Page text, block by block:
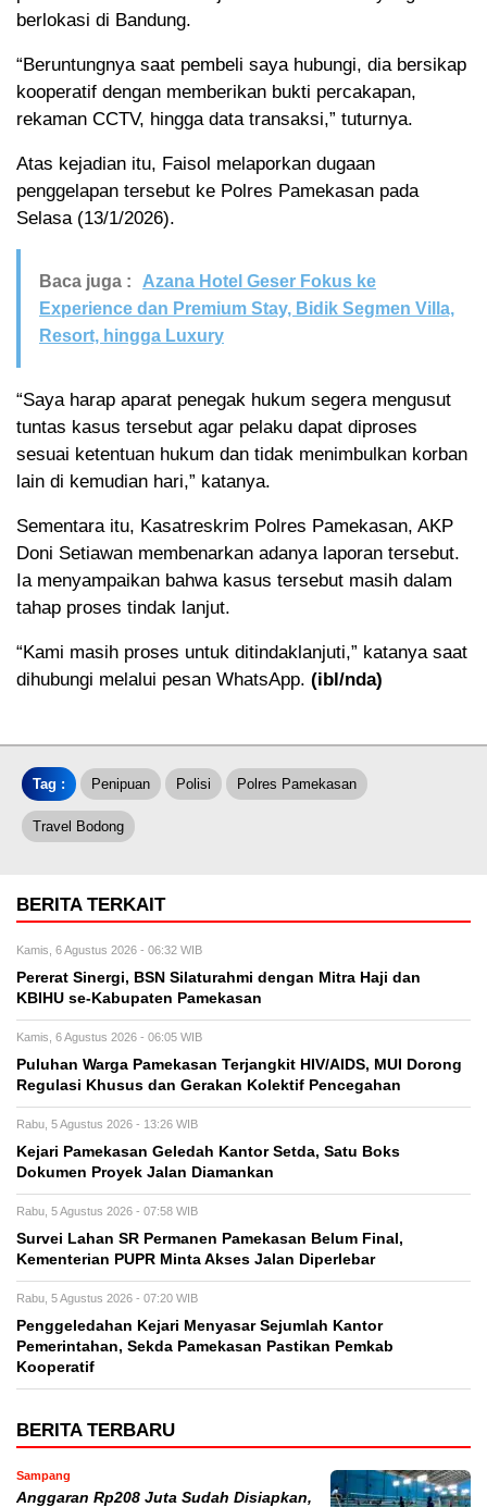
berlokasi di Bandung.
“Beruntungnya saat pembeli saya hubungi, dia bersikap
kooperatif dengan memberikan bukti percakapan,
rekaman CCTV, hingga data transaksi,” tuturnya.
Atas kejadian itu, Faisol melaporkan dugaan
penggelapan tersebut ke Polres Pamekasan pada
Selasa (13/1/2026).
Baca juga :
Azana Hotel Geser Fokus ke
Experience dan Premium Stay, Bidik Segmen Villa,
Resort, hingga Luxury
“Saya harap aparat penegak hukum segera mengusut
tuntas kasus tersebut agar pelaku dapat diproses
sesuai ketentuan hukum dan tidak menimbulkan korban
lain di kemudian hari,” katanya.
Sementara itu, Kasatreskrim Polres Pamekasan, AKP
Doni Setiawan membenarkan adanya laporan tersebut.
Ia menyampaikan bahwa kasus tersebut masih dalam
tahap proses tindak lanjut.
“Kami masih proses untuk ditindaklanjuti,” katanya saat
dihubungi melalui pesan WhatsApp. (ibl/nda)
Tag : Penipuan Polisi Polres Pamekasan
Travel Bodong
BERITA TERKAIT
Kamis, 6 Agustus 2026 - 06:32 WIB
Pererat Sinergi, BSN Silaturahmi dengan Mitra Haji dan
KBIHU se-Kabupaten Pamekasan
Kamis, 6 Agustus 2026 - 06:05 WIB
Puluhan Warga Pamekasan Terjangkit HIV/AIDS, MUI Dorong
Regulasi Khusus dan Gerakan Kolektif Pencegahan
Rabu, 5 Agustus 2026 - 13:26 WIB
Kejari Pamekasan Geledah Kantor Setda, Satu Boks
Dokumen Proyek Jalan Diamankan
Rabu, 5 Agustus 2026 - 07:58 WIB
Survei Lahan SR Permanen Pamekasan Belum Final,
Kementerian PUPR Minta Akses Jalan Diperlebar
Rabu, 5 Agustus 2026 - 07:20 WIB
Penggeledahan Kejari Menyasar Sejumlah Kantor
Pemerintahan, Sekda Pamekasan Pastikan Pemkab
Kooperatif
BERITA TERBARU
Sampang
Anggaran Rp208 Juta Sudah Disiapkan,